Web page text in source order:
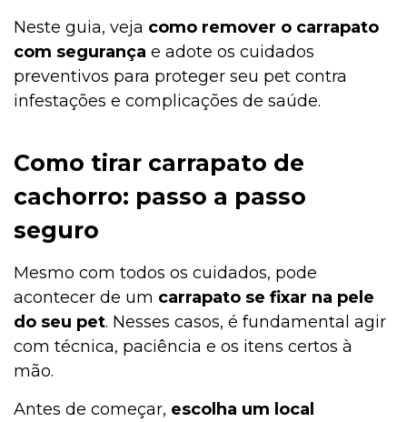
Neste guia, veja como remover o carrapato
com segurança e adote os cuidados
preventivos para proteger seu pet contra
infestações e complicações de saúde.
Como tirar carrapato de
cachorro: passo a passo
seguro
Mesmo com todos os cuidados, pode
acontecer de um carrapato se fixar na pele
do seu pet. Nesses casos, é fundamental agir
com técnica, paciência e os itens certos à
mão.
Antes de começar, escolha um local